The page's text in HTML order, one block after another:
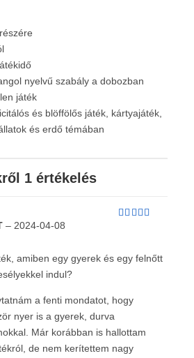
nyelvű szabály a dobozban
játék
és blöffölős játék, kártyajáték,
és erdő témában
1 értékelés
– 2024-04-08
amiben egy gyerek és egy felnőtt
indul?
a fenti mondatot, hogy
nyer is a gyerek, durva
Már korábban is hallottam
de nem kerítettem nagy